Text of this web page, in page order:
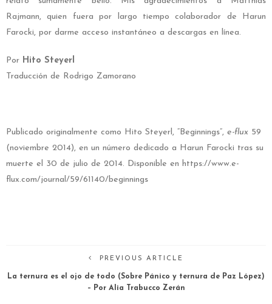
Rajmann, quien fuera por largo tiempo colaborador de Harun
Farocki, por darme acceso instantáneo a descargas en línea.
Por Hito Steyerl
Traducción de Rodrigo Zamorano
Publicado originalmente como Hito Steyerl, “Beginnings”, e-flux 59
(noviembre 2014), en un número dedicado a Harun Farocki tras su
muerte el 30 de julio de 2014. Disponible en https://www.e-
flux.com/journal/59/61140/beginnings
PREVIOUS ARTICLE
La ternura es el ojo de todo (Sobre Pánico y ternura de Paz López)
– Por Alia Trabucco Zerán